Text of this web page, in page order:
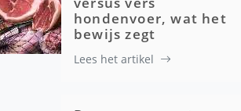
hondenvoer, wat het
bewijs zegt
Lees het artikel